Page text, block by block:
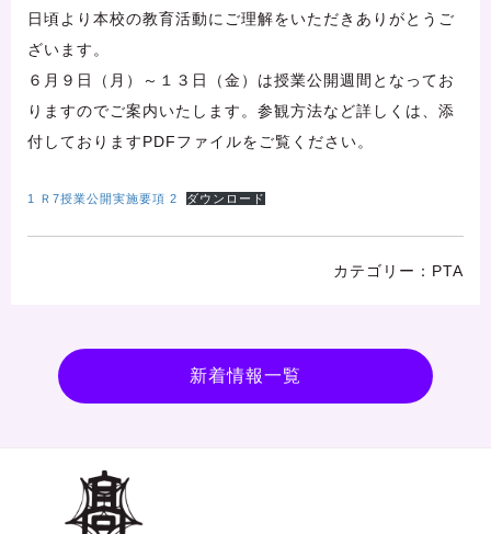
日頃より本校の教育活動にご理解をいただきありがとうご
ざいます。
６月９日（月）～１３日（金）は授業公開週間となってお
りますのでご案内いたします。参観方法など詳しくは、添
付しておりますPDFファイルをご覧ください。
1 Ｒ7授業公開実施要項 2 ダウンロード
PTA
新着情報一覧